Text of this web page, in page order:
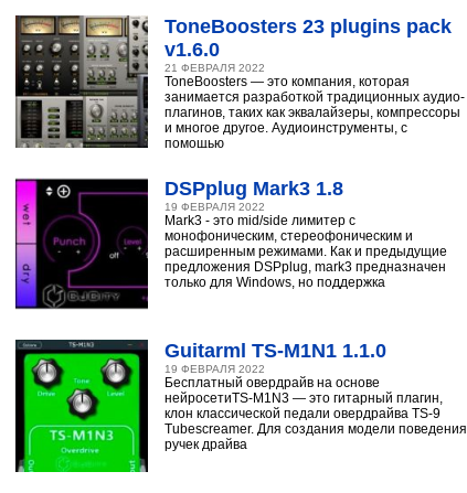
ToneBoosters 23 plugins pack
v1.6.0
21 ФЕВРАЛЯ 2022
ToneBoosters — это компания, которая
занимается разработкой традиционных аудио-
плагинов, таких как эквалайзеры, компрессоры
и многое другое. Аудиоинструменты, с
помощью
DSPplug Mark3 1.8
19 ФЕВРАЛЯ 2022
Mark3 - это mid/side лимитер с
монофоническим, стереофоническим и
расширенным режимами. Как и предыдущие
предложения DSPplug, mark3 предназначен
только для Windows, но поддержка
Guitarml TS-M1N1 1.1.0
19 ФЕВРАЛЯ 2022
Бесплатный овердрайв на основе
нейросетиTS-M1N3 — это гитарный плагин,
клон классической педали овердрайва TS-9
Tubescreamer. Для создания модели поведения
ручек драйва